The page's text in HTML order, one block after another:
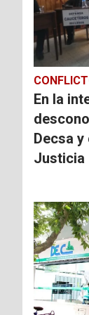
En la
Decsa
Justicia